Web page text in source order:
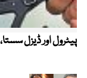
پیٹرول اور ڈیزل